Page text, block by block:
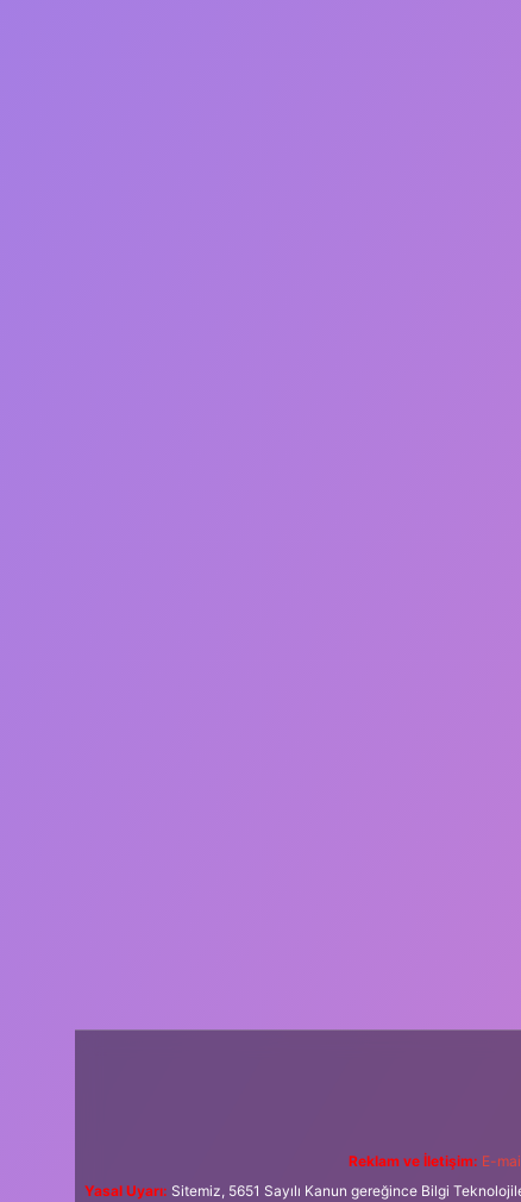
Reklam ve İletişim: E-
Yasal Uyarı: Sitemiz, 5651 Sayılı Kanun gereğince Bilgi